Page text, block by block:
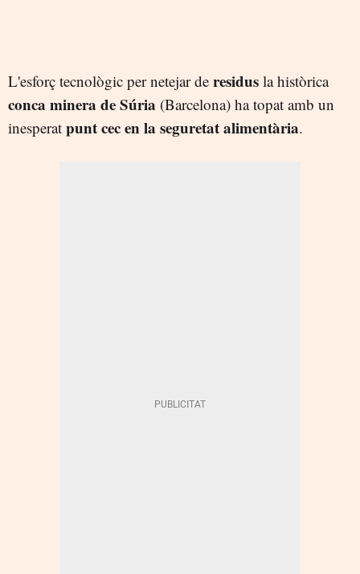
L'esforç tecnològic per netejar de residus la històrica
conca minera de Súria (Barcelona) ha topat amb un
inesperat punt cec en la seguretat alimentària.